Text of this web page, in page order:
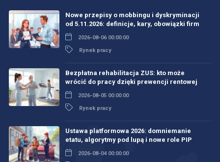
Nowe przepisy o mobbingu i dyskryminacji
od 5.11.2026: definicje, kary, obowiązki firm
2026-08-06 00:00:00
Rynek pracy
Bezpłatna rehabilitacja ZUS: kto może
wrócić do pracy dzięki prewencji rentowej
2026-08-05 00:00:00
Rynek pracy
Ustawa platformowa 2026: domniemanie
etatu, algorytmy pod lupą i nowe role PIP
2026-08-04 00:00:00